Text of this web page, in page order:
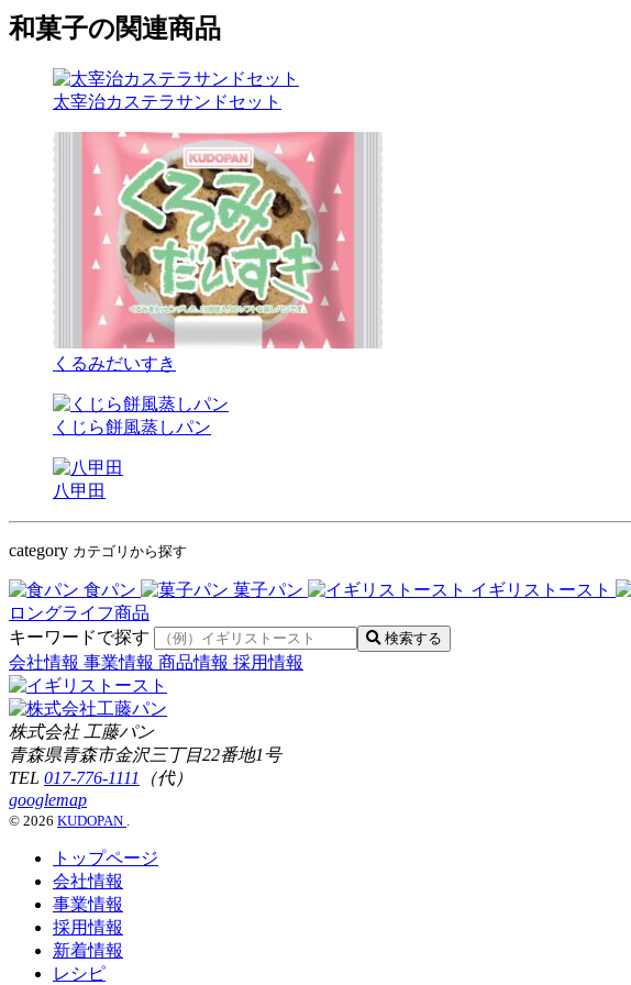
和菓子の関連商品
太宰治カステラサンドセット
くるみだいすき
くじら餅風蒸しパン
八甲田
category カテゴリから探す
食パン 菓子パン イギリストースト
ロングライフ商品
キーワードで探す
検索する
会社情報 事業情報 商品情報 採用情報
株式会社 工藤パン
青森県青森市金沢三丁目22番地1号
TEL 017-776-1111
（代）
googlemap
© 2026 KUDOPAN
トップページ
会社情報
事業情報
採用情報
新着情報
レシピ